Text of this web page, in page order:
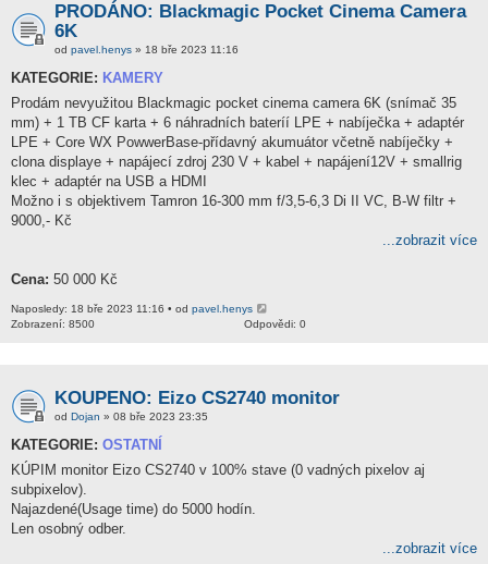
PRODÁNO: Blackmagic Pocket Cinema Camera
6K
od pavel.henys » 18 bře 2023 11:16
KATEGORIE: KAMERY
Prodám nevyužitou Blackmagic pocket cinema camera 6K (snímač 35
mm) + 1 TB CF karta + 6 náhradních bateríí LPE + nabíječka + adaptér
LPE + Core WX PowwerBase-přídavný akumuátor včetně nabíječky +
clona displaye + napájecí zdroj 230 V + kabel + napájení12V + smallrig
klec + adaptér na USB a HDMI
Možno i s objektivem Tamron 16-300 mm f/3,5-6,3 Di II VC, B-W filtr +
9000,- Kč
...zobrazit více
Cena: 50 000 Kč
Naposledy: 18 bře 2023 11:16 • od pavel.henys
Odpovědi: 0
Zobrazení: 8500
KOUPENO: Eizo CS2740 monitor
od Dojan » 08 bře 2023 23:35
KATEGORIE: OSTATNÍ
KÚPIM monitor Eizo CS2740 v 100% stave (0 vadných pixelov aj
subpixelov).
Najazdené(Usage time) do 5000 hodín.
Len osobný odber.
...zobrazit více